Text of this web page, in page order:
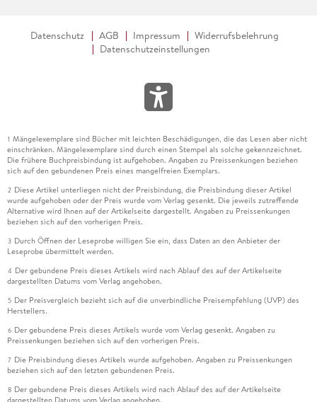
Datenschutz AGB Impressum
Widerrufsbelehrung
Datenschutzeinstellungen
1 Mängelexemplare sind Bücher mit leichten Beschädigungen, die das Lesen aber nicht
einschränken. Mängelexemplare sind durch einen Stempel als solche gekennzeichnet.
Die frühere Buchpreisbindung ist aufgehoben. Angaben zu Preissenkungen beziehen
sich auf den gebundenen Preis eines mangelfreien Exemplars.
2 Diese Artikel unterliegen nicht der Preisbindung, die Preisbindung dieser Artikel
wurde aufgehoben oder der Preis wurde vom Verlag gesenkt. Die jeweils zutreffende
Alternative wird Ihnen auf der Artikelseite dargestellt. Angaben zu Preissenkungen
beziehen sich auf den vorherigen Preis.
3 Durch Öffnen der Leseprobe willigen Sie ein, dass Daten an den Anbieter der
Leseprobe übermittelt werden.
4 Der gebundene Preis dieses Artikels wird nach Ablauf des auf der Artikelseite
dargestellten Datums vom Verlag angehoben.
5 Der Preisvergleich bezieht sich auf die unverbindliche Preisempfehlung (UVP) des
Herstellers.
6 Der gebundene Preis dieses Artikels wurde vom Verlag gesenkt. Angaben zu
Preissenkungen beziehen sich auf den vorherigen Preis.
7 Die Preisbindung dieses Artikels wurde aufgehoben. Angaben zu Preissenkungen
beziehen sich auf den letzten gebundenen Preis.
8 Der gebundene Preis dieses Artikels wird nach Ablauf des auf der Artikelseite